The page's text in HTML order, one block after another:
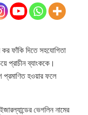
ফাঁকি দিতে সহযোগিতা
প্রাচীন ব্যাংককে।
প্রমাণিত হওয়ার ফলে
ভেগলিন নামের